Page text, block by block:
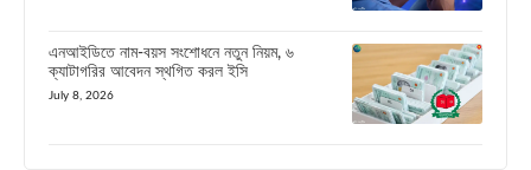
এনআইডিতে নাম-বয়স সংশোধনে নতুন নিয়ম, ৬
ক্যাটাগরির আবেদন স্থগিত করল ইসি
July 8, 2026